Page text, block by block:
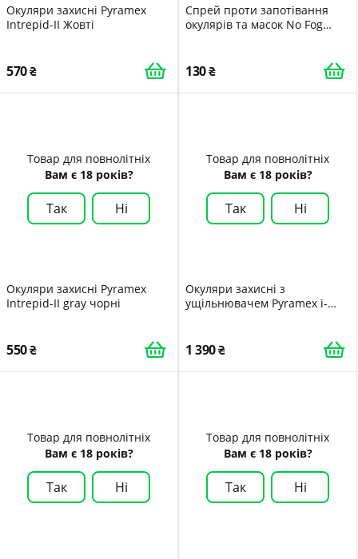
Окуляри захисні Pyramex
Intrepid-II Жовті
570
Спрей проти запотівання
окулярів та масок No Fog
130
Товар для повнолітніх
Вам є 18 років?
Так Ні
Окуляри захисні Pyramex
Intrepid-II gray чорні
550
Товар для повнолітніх
Вам є 18 років?
Так Ні
Окуляри захисні з
ущільнювачем Pyramex i-
1 390
Товар для повнолітніх
Вам є 18 років?
Так Ні
Товар для повнолітніх
Вам є 18 років?
Так Ні